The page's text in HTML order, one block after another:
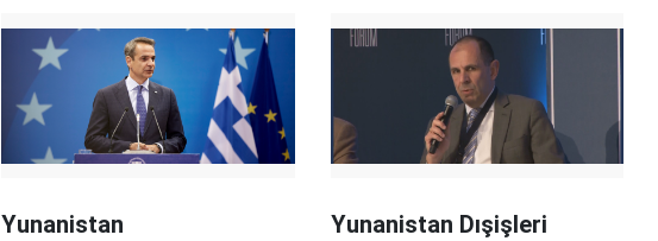
Yunanistan
Yunanistan Dışişleri